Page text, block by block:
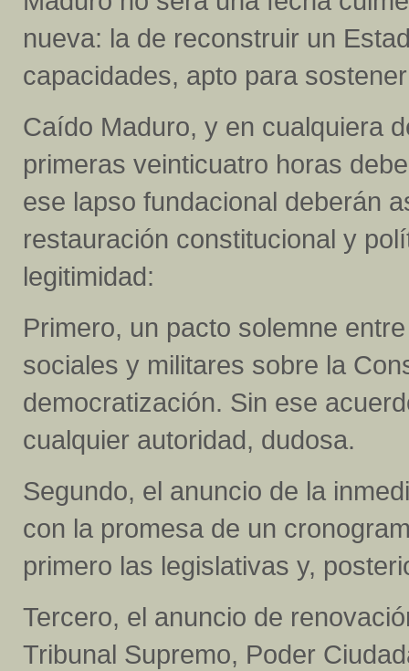
nueva: la de reconstruir un
capacidades, apto para
Caído Maduro, y en cualquiera
primeras veinticuatro horas
ese lapso fundacional deberán
restauración constitucional y
legitimidad:
Primero, un pacto solemne
sociales y militares sobre la
democratización. Sin ese
cualquier autoridad, dudosa.
Segundo, el anuncio de la
con la promesa de un
primero las legislativas y,
Tercero, el anuncio de
Tribunal Supremo, Poder